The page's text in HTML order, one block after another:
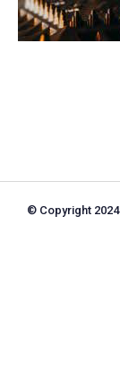
© Copyright